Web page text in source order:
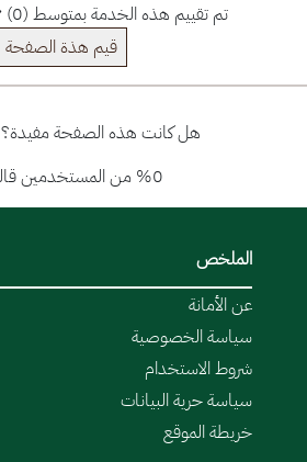
تم تقييم هذه الخدمة بمتوسط (0)
قيم هذة الصفحة
هل كانت هذه الصفحة مفيدة؟
%0 من المستخدمين قالوا نعم
الملخص
عن الأمانة
سياسة الخصوصية
شروط الاستخدام
سياسة حرية البيانات
خريطة الموقع